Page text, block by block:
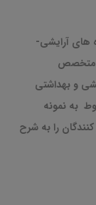
های آرایشی-
متخصص
و بهداشتی
به نمونه
را به شرح